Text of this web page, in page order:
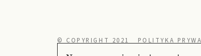
© COPYRIGHT 2021 POLITYKA